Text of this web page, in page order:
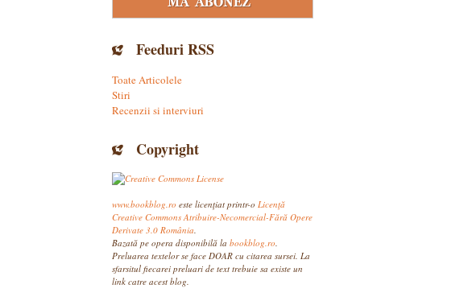
Feeduri RSS
Toate Articolele
Stiri
Recenzii si interviuri
Copyright
www.bookblog.ro este licenţiat printr-o Licenţă
Creative Commons Atribuire-Necomercial-Fără Opere
Derivate 3.0 România
Bazată pe opera disponibilă la bookblog.ro
Preluarea textelor se face DOAR cu citarea sursei. La
sfarsitul fiecarei preluari de text trebuie sa existe un
link catre acest blog.